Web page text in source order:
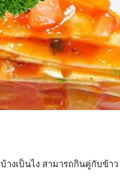
างเป็นไง สามารถกินคู่กับข้าว